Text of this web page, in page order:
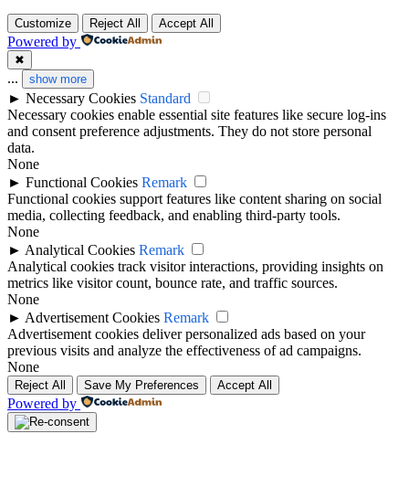
Customize Reject All Accept All
Powered by
✖
... show more
► Necessary Cookies Standard
Necessary cookies enable essential site features like secure log-ins
and consent preference adjustments. They do not store personal
data.
None
► Functional Cookies Remark
Functional cookies support features like content sharing on social
media, collecting feedback, and enabling third-party tools.
None
► Analytical Cookies Remark
Analytical cookies track visitor interactions, providing insights on
metrics like visitor count, bounce rate, and traffic sources.
None
► Advertisement Cookies Remark
Advertisement cookies deliver personalized ads based on your
previous visits and analyze the effectiveness of ad campaigns.
None
Reject All Save My Preferences Accept All
Powered by